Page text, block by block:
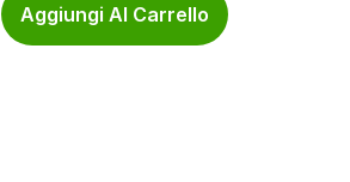
Aggiungi Al Carrello